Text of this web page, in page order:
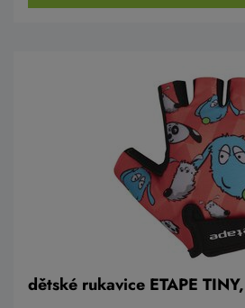
dětské rukavice ETAPE